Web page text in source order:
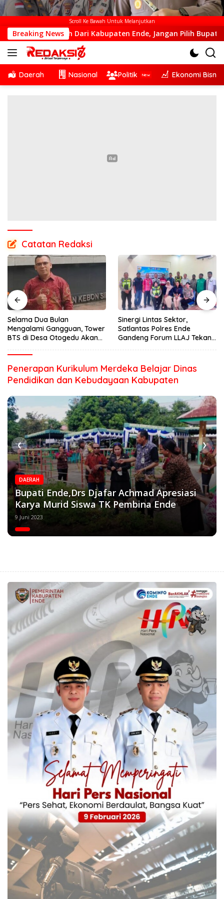
Scroll Ke Bawah Untuk Melanjutkan
Breaking News
Dari Kabupaten Ende, Jangan Pilih Bupati Suka ‘Wora-
Daerah Nasional Politik Ekonomi Bisnis
Catatan Redaksi
Selama Dua Bulan
Mengalami Gangguan, Tower
BTS di Desa Otogedu Akan
Sinergi Lintas Sektor,
Satlantas Polres Ende
Gandeng Forum LLAJ Tekan
Penerapan Kurikulum Merdeka Belajar Dinas
Pendidikan dan Kebudayaan Kabupaten
DAERAH
Bupati Ende,Drs Djafar Achmad Apresiasi
Karya Murid Siswa TK Pembina Ende
9 Juni 2023
❮ ❯